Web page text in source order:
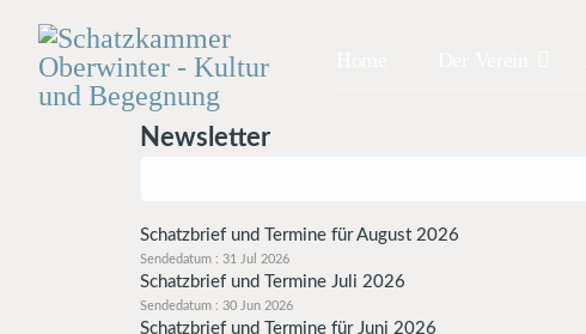
Newsletter
Schatzbrief und Termine für August 2026
Sendedatum : 31 Jul 2026
Schatzbrief und Termine Juli 2026
Sendedatum : 30 Jun 2026
Schatzbrief und Termine für Juni 2026